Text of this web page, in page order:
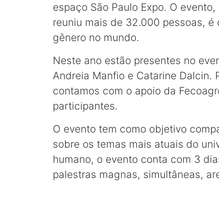
espaço São Paulo Expo. O
reuniu mais de 32.000 pessoas,
gênero no mundo.
Neste ano estão presentes no
Andreia Manfio e Catarine Dalcin.
contamos com o apoio da
participantes.
O evento tem como objetivo
sobre os temas mais atuais do
humano, o evento conta com 3
palestras magnas, simultâneas,